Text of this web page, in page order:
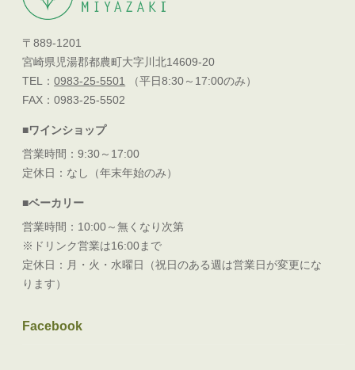
〒889-1201
宮崎県児湯郡都農町大字川北14609-20
TEL：0983-25-5501
（平日8:30～17:00のみ）
FAX：0983-25-5502
■ワインショップ
営業時間：9:30～17:00
定休日：なし（年末年始のみ）
■ベーカリー
営業時間：10:00～無くなり次第
※ドリンク営業は16:00まで
定休日：月・火・水曜日（祝日のある週は営業日が変更にな
ります）
Facebook